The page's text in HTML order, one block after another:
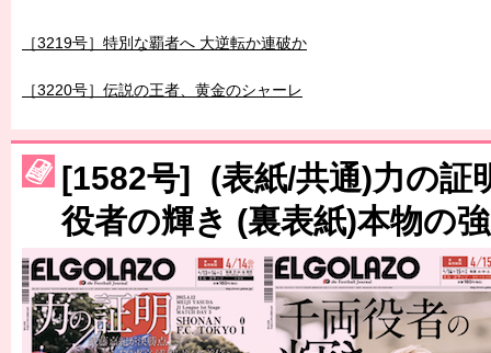
［3230号］世界一への夢は終わらない
［3223号］一丸。日本出陣
［3222号］史上最大のW杯開幕 注目は「個」
[1582号] (表紙/共通)力の証
役者の輝き (裏表紙)本物の